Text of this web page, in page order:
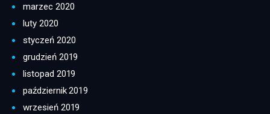
marzec 2020
luty 2020
styczeń 2020
grudzień 2019
listopad 2019
październik 2019
wrzesień 2019